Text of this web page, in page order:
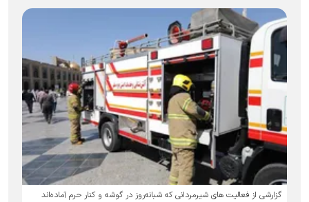
گزارشی از فعالیت های شیرمردانی که شبانه‌روز در گوشه و کنار حرم آماده‌اند